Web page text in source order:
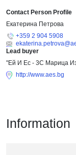
Contact Person Profile
Екатерина Петрова
+359 2 904 5908
Lead buyer
"Ей И Ес - 3С Марица
http://www.aes.bg
Information